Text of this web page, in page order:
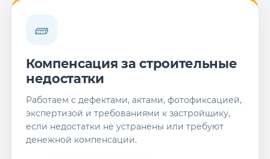
🧱
Компенсация за строительные
недостатки
Работаем с дефектами, актами, фотофиксацией,
экспертизой и требованиями к застройщику,
если недостатки не устранены или требуют
денежной компенсации.